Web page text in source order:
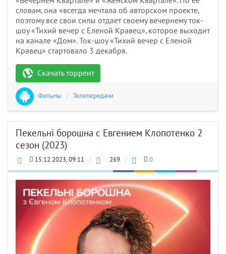
словам, она «всегда мечтала об авторском проекте,
поэтому все свои силы отдает своему вечернему ток-
шоу «Тихий вечер с Еленой Кравец», которое выходит
на канале «Дом». Ток-шоу «Тихий вечер с Еленой
Кравец» стартовало 3 декабря.
Скачать торрент
Фильмы / Телепередачи
Пекельні борошна с Евгением Клопотенко 2
сезон (2023)
15.12.2023, 09:11 / 269 / 0